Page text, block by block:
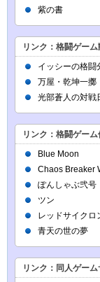
紫の書
リンク：格闘ゲー
イッシーの格闘
万屋・乾坤一擲
光部蒼人の対戦
リンク：格闘ゲーム
Blue Moon
Chaos Breaker
ぽんしゃぶ弐号
ツン
レッドサイクロ
青天の世の夢
リンク：同人ゲー